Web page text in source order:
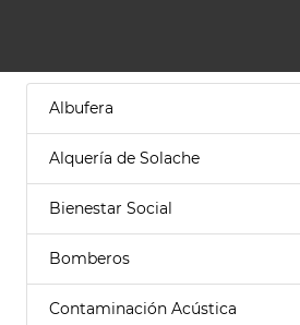
Albufera
Alquería de Solache
Bienestar Social
Bomberos
Contaminación Acústica